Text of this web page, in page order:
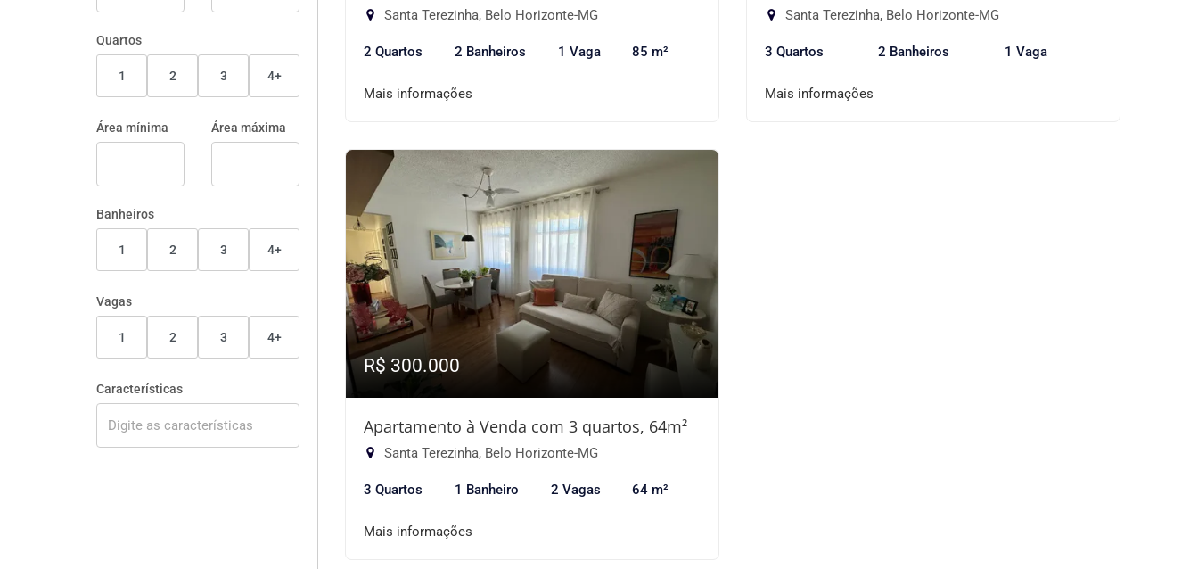
Quartos
1 2 3 4+
Área mínima Área máxima
Banheiros
1 2 3 4+
Vagas
1 2 3 4+
Características
Santa Terezinha, Belo Horizonte-MG
2 Quartos 2 Banheiros 1 Vaga 85 m²
Mais informações
Santa Terezinha, Belo Horizonte-MG
3 Quartos 2 Banheiros 1 Vaga
Mais informações
R$ 300.000
Apartamento à Venda com 3 quartos, 64m²
Santa Terezinha, Belo Horizonte-MG
3 Quartos 1 Banheiro 2 Vagas 64 m²
Mais informações